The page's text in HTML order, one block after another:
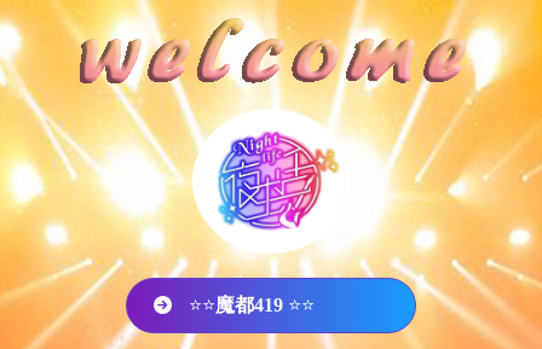
⭐⭐魔都419 ⭐⭐